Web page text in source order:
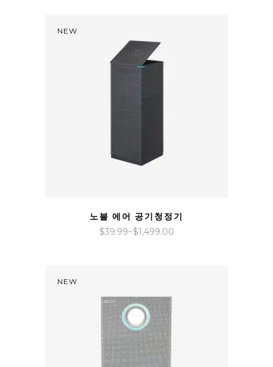
NEW
노블 에어 공기청정기
$39.99~$1,499.00가
NEW